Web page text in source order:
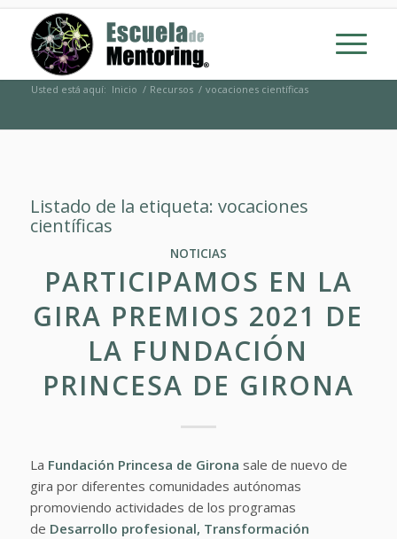
Usted está aquí: Inicio / Recursos / vocaciones científicas
Listado de la etiqueta: vocaciones
científicas
NOTICIAS
PARTICIPAMOS EN LA
GIRA PREMIOS 2021 DE
LA FUNDACIÓN
PRINCESA DE GIRONA
La Fundación Princesa de Girona sale de nuevo de
gira por diferentes comunidades autónomas
promoviendo actividades de los programas
de Desarrollo profesional, Transformación